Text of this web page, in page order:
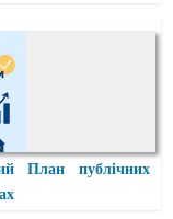
План публічних